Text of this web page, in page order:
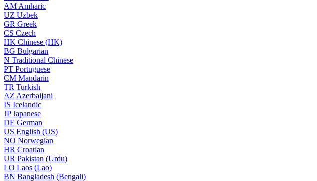
AM Amharic
UZ Uzbek
GR Greek
CS Czech
HK Chinese (HK)
BG Bulgarian
N Traditional Chinese
PT Portuguese
CM Mandarin
TR Turkish
AZ Azerbaijani
IS Icelandic
JPJapanese
DE German
US English (US)
NO Norwegian
HR Croatian
UR Pakistan (Urdu)
LO Laos (Lao)
BN Bangladesh (Bengali)